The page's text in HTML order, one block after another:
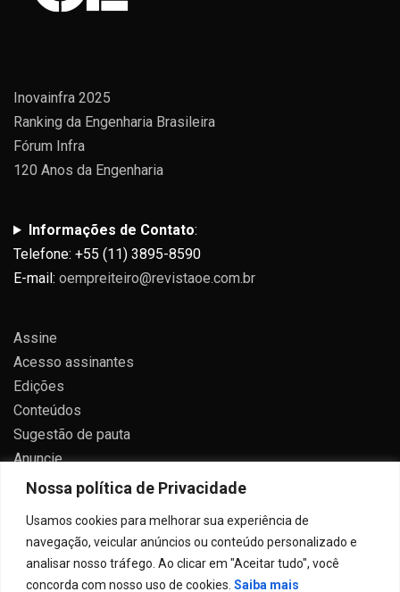
Nossa política de Privacidade
Usamos cookies para melhorar sua experiência de
navegação, veicular anúncios ou conteúdo personalizado e
analisar nosso tráfego. Ao clicar em "Aceitar tudo", você
concorda com nosso uso de cookies. Saiba mais
Inovainfra 2025
Ranking da Engenharia Brasileira
Fórum Infra
120 Anos da Engenharia
Informações de Contato:
Telefone: +55 (11) 3895-8590
E-mail: oempreiteiro@revistaoe.com.br
Assine
Acesso assinantes
Edições
Conteúdos
Sugestão de pauta
Anuncie
Contato